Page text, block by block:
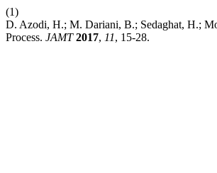
(1)
D. Azodi, H.; M. Dariani, B.; Sedaghat, H.;
Process. JAMT 2017, 11, 15-28.